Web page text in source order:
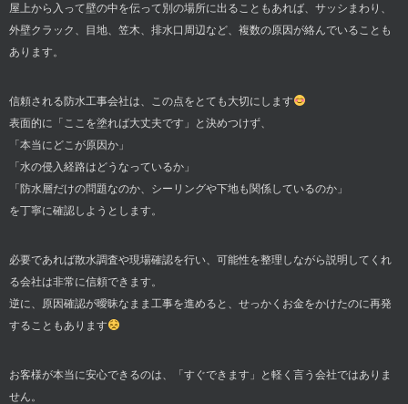
屋上から入って壁の中を伝って別の場所に出ることもあれば、サッシまわり、
外壁クラック、目地、笠木、排水口周辺など、複数の原因が絡んでいることも
あります。
信頼される防水工事会社は、この点をとても大切にします
表面的に「ここを塗れば大丈夫です」と決めつけず、
「本当にどこが原因か」
「水の侵入経路はどうなっているか」
「防水層だけの問題なのか、シーリングや下地も関係しているのか」
を丁寧に確認しようとします。
必要であれば散水調査や現場確認を行い、可能性を整理しながら説明してくれ
る会社は非常に信頼できます。
逆に、原因確認が曖昧なまま工事を進めると、せっかくお金をかけたのに再発
することもあります
お客様が本当に安心できるのは、「すぐできます」と軽く言う会社ではありま
せん。